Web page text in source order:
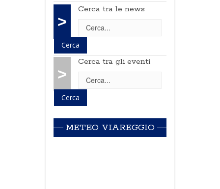
>
Cerca tra le news
>
Cerca tra gli eventi
METEO VIAREGGIO